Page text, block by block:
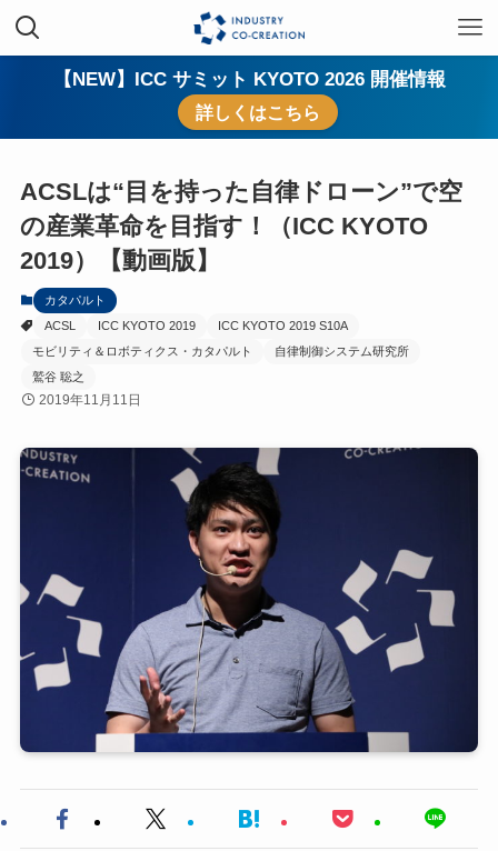
【NEW】ICC サミット KYOTO 2026 開催情報
詳しくはこちら
ACSLは“目を持った自律ドローン”で空
の産業革命を目指す！（ICC KYOTO
2019）【動画版】
カタパルト
ACSL
ICC KYOTO 2019
ICC KYOTO 2019 S10A
モビリティ＆ロボティクス・カタパルト
自律制御システム研究所
鷲谷 聡之
2019年11月11日